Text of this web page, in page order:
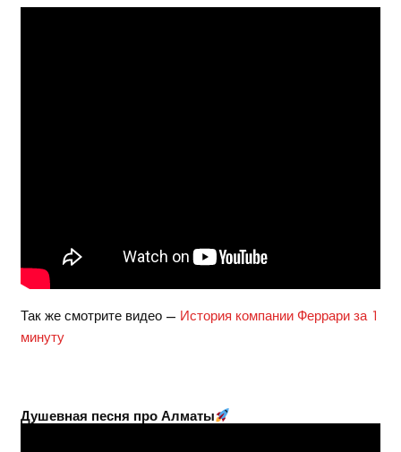
Так же смотрите видео — История компании Феррари за 1
минуту
Душевная песня про Алматы